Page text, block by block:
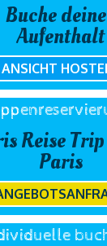
Buche
Aufenthalt
ANSICHT
Reise
Paris